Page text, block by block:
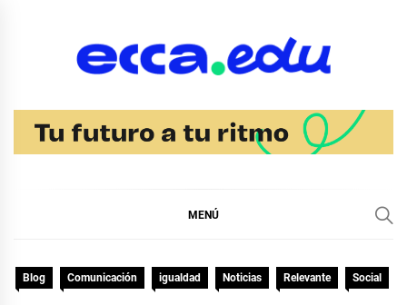
MENÚ
Blog Comunicación igualdad Noticias Relevante Social